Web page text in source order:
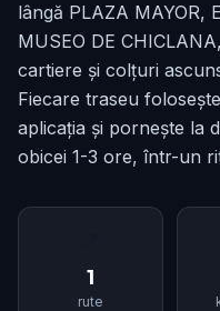
lângă PLAZA MAYOR,
MUSEO DE
cartiere și colțuri
Fiecare traseu
aplicația și pornește la
obicei 1-3 ore, într-un
1
rute